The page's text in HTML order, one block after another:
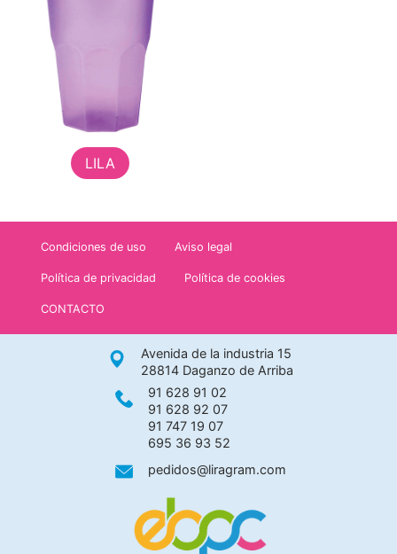
LILA
Condiciones de uso Aviso legal
Política de privacidad Política de cookies
CONTACTO
Avenida de la industria 15
28814 Daganzo de Arriba
91 628 91 02
91 628 92 07
91 747 19 07
695 36 93 52
pedidos@liragram.com